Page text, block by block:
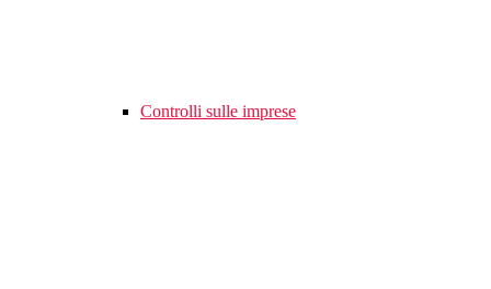
Controlli sulle imprese